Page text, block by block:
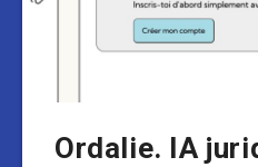
Ordalie. IA